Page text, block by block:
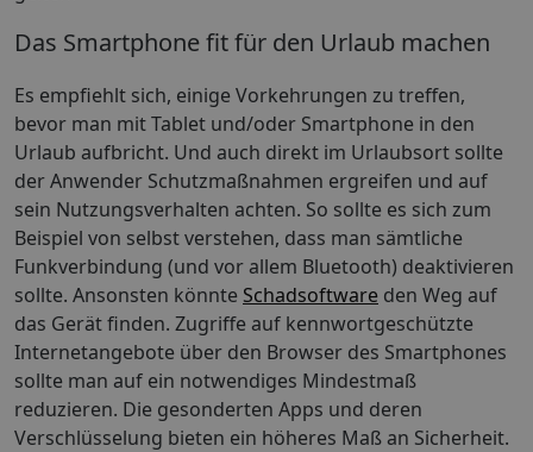
Das Smartphone fit für den Urlaub machen
Es empfiehlt sich, einige Vorkehrungen zu treffen,
bevor man mit Tablet und/oder Smartphone in den
Urlaub aufbricht. Und auch direkt im Urlaubsort sollte
der Anwender Schutzmaßnahmen ergreifen und auf
sein Nutzungsverhalten achten. So sollte es sich zum
Beispiel von selbst verstehen, dass man sämtliche
Funkverbindung (und vor allem Bluetooth) deaktivieren
sollte. Ansonsten könnte Schadsoftware den Weg auf
das Gerät finden. Zugriffe auf kennwortgeschützte
Internetangebote über den Browser des Smartphones
sollte man auf ein notwendiges Mindestmaß
reduzieren. Die gesonderten Apps und deren
Verschlüsselung bieten ein höheres Maß an Sicherheit.